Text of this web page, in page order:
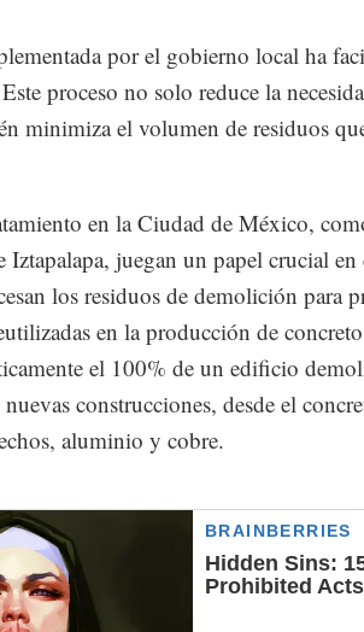
por el gobierno local ha
proceso no solo reduce la
minimiza el volumen de residuos
en la Ciudad de México,
juegan un papel crucial en
los residuos de demolición para
en la producción de
el 100% de un edificio
construcciones, desde el
aluminio y cobre.